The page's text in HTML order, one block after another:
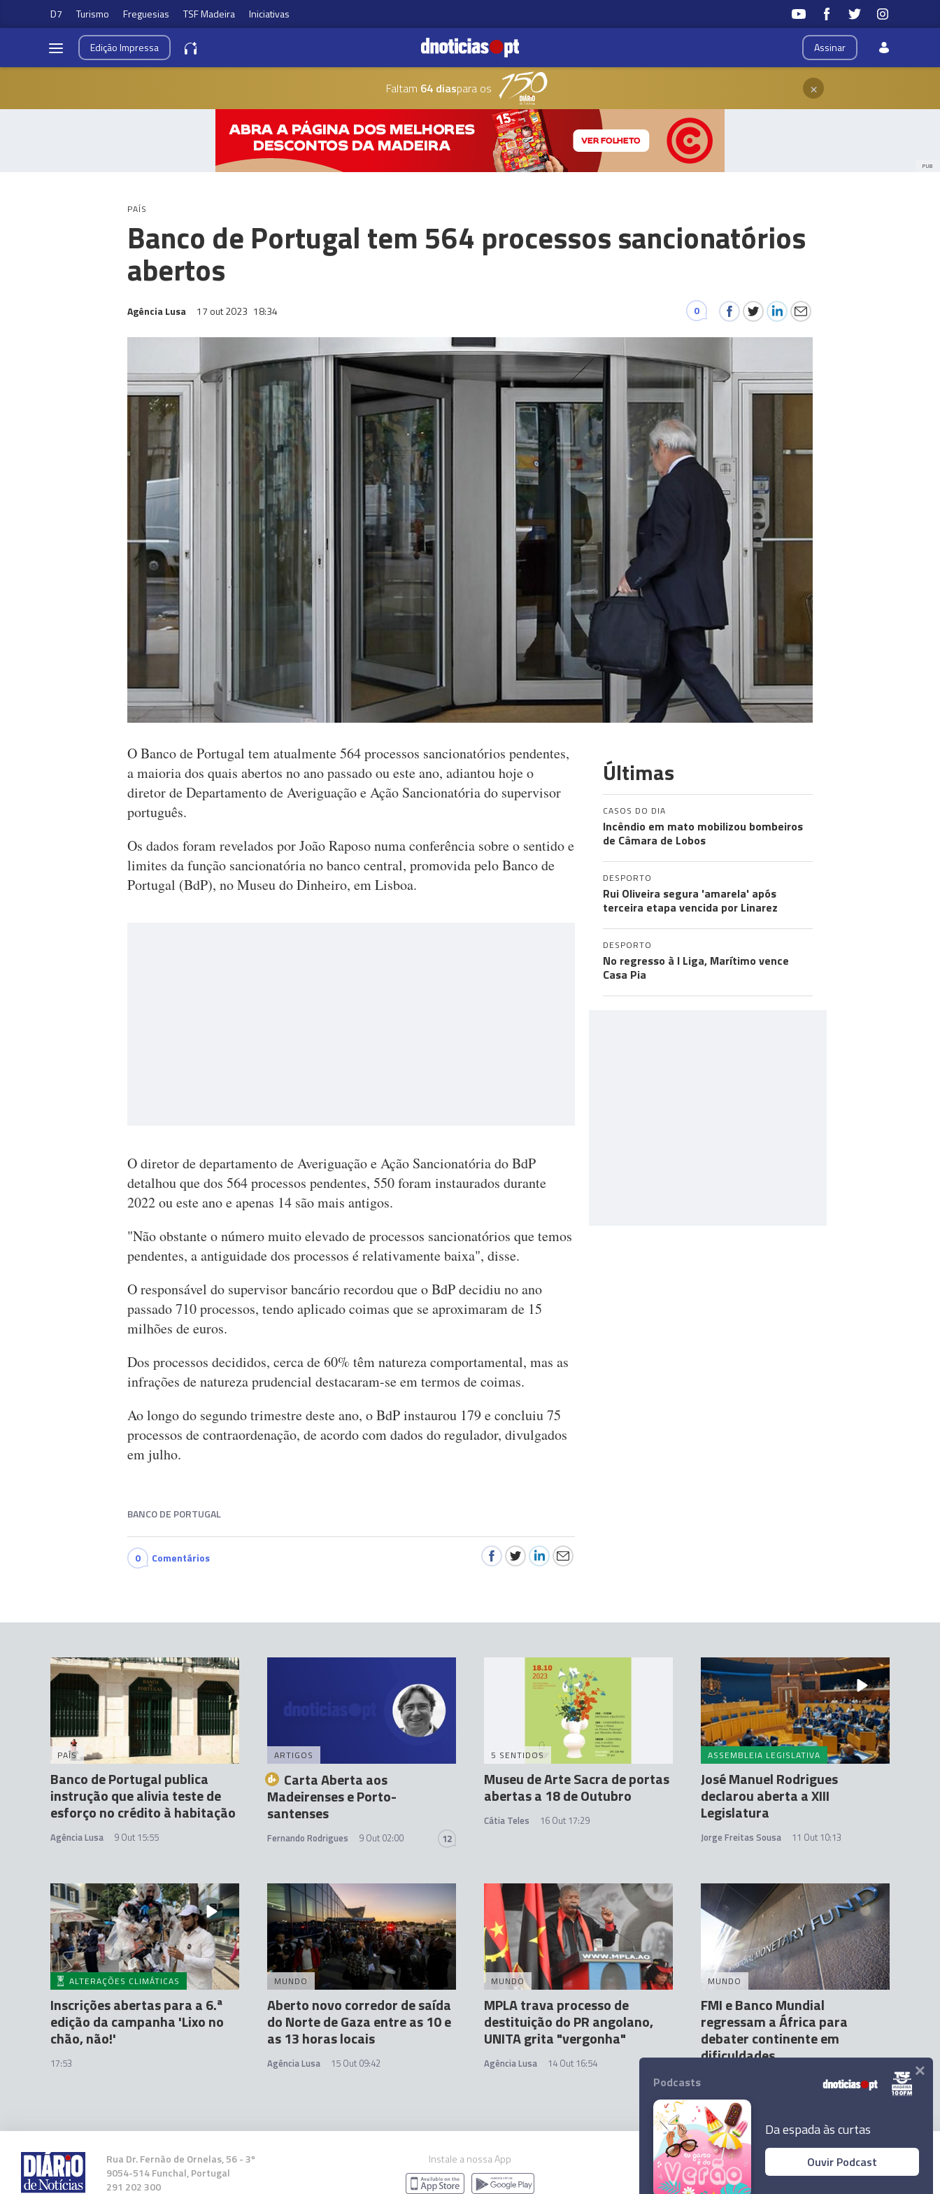
D7 Turismo Freguesias TSF Madeira Iniciativas
Assinar
EdiçãoImpressa
Faltam 64 diaspara os ×
PUB
PAÍS
Banco de Portugal tem 564 processos sancionatórios
abertos
Agência Lusa 17 out 2023 18:34 0
O Banco de Portugal tem atualmente 564 processos sancionatórios pendentes,
a maioria dos quais abertos no ano passado ou este ano, adiantou hoje o
diretor de Departamento de Averiguação e Ação Sancionatória do supervisor
português.
Os dados foram revelados por João Raposo numa conferência sobre o sentido e
limites da função sancionatória no banco central, promovida pelo Banco de
Portugal (BdP), no Museu do Dinheiro, em Lisboa.
O diretor de departamento de Averiguação e Ação Sancionatória do BdP
detalhou que dos 564 processos pendentes, 550 foram instaurados durante
2022 ou este ano e apenas 14 são mais antigos.
"Não obstante o número muito elevado de processos sancionatórios que temos
pendentes, a antiguidade dos processos é relativamente baixa", disse.
O responsável do supervisor bancário recordou que o BdP decidiu no ano
passado 710 processos, tendo aplicado coimas que se aproximaram de 15
milhões de euros.
Dos processos decididos, cerca de 60% têm natureza comportamental, mas as
infrações de natureza prudencial destacaram-se em termos de coimas.
Ao longo do segundo trimestre deste ano, o BdP instaurou 179 e concluiu 75
processos de contraordenação, de acordo com dados do regulador, divulgados
em julho.
BANCO DE PORTUGAL
0 Comentários
Últimas
CASOS DO DIA
Incêndio em mato mobilizou bombeiros
de Câmara de Lobos
DESPORTO
Rui Oliveira segura 'amarela' após
terceira etapa vencida por Linarez
DESPORTO
No regresso à I Liga, Marítimo vence
Casa Pia
PAÍS
Banco de Portugal publica
instrução que alivia teste de
esforço no crédito à habitação
Agência Lusa 9 Out 15:55
ARTIGOS
Carta Aberta aos
Madeirenses e Porto-
santenses
Fernando Rodrigues 9 Out 02:00 12
5 SENTIDOS
Museu de Arte Sacra de portas
abertas a 18 de Outubro
Cátia Teles 16 Out 17:29
ASSEMBLEIA LEGISLATIVA
José Manuel Rodrigues
declarou aberta a XIII
Legislatura
Jorge Freitas Sousa 11 Out 10:13
ALTERAÇÕES CLIMÁTICAS
Inscrições abertas para a 6.ª
edição da campanha 'Lixo no
chão, não!'
17:53
MUNDO
Aberto novo corredor de saída
do Norte de Gaza entre as 10 e
as 13 horas locais
Agência Lusa 15 Out 09:42
MUNDO
MPLA trava processo de
destituição do PR angolano,
UNITA grita "vergonha"
Agência Lusa 14 Out 16:54
MUNDO
FMI e Banco Mundial
regressam a África para
debater continente em
dificuldades
Rua Dr. Fernão de Ornelas, 56 - 3º
9054-514 Funchal, Portugal
291 202 300
Instale a nossa App
© 2023 Empresa Diário de Notícias, Lda.
Podcasts
Da espada às curtas
Ouvir Podcast
×